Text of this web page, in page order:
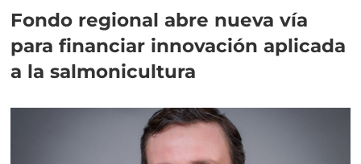
Fondo regional abre nueva vía
para financiar innovación aplicada
a la salmonicultura